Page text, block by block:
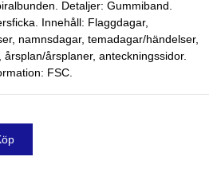
Detaljer: Gummiband.
Innehåll: Flaggdagar,
namnsdagar, temadagar/händelser,
årsplaner, anteckningssidor.
FSC.